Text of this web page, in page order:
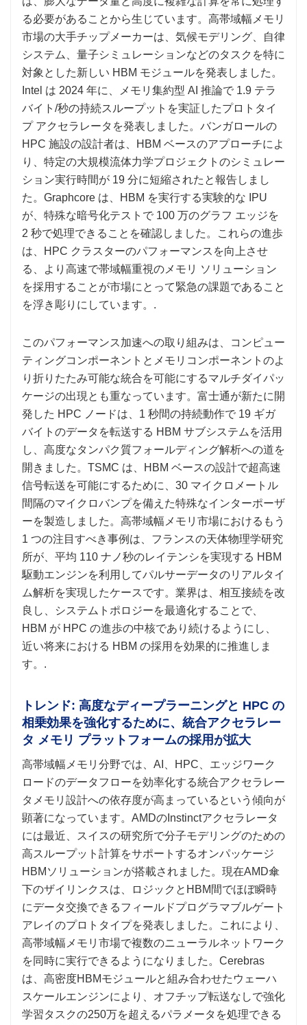
る必要があることから生じています。高帯域幅メモリ
市場の大手チップメーカーは、気候モデリング、自律
システム、量子シミュレーションなどのタスクを特に
対象とした新しい HBM モジュールを発表しました。
Intel は 2024 年に、メモリ集約型 AI 推論で 1.9 テラ
バイト/秒の持続スループットを実証したプロトタイ
プ アクセラレータを発表しました。バンガロールの
HPC 施設の設計者は、HBM ベースのアプローチによ
り、特定の大規模流体力学プロジェクトのシミュレー
ション実行時間が 19 分に短縮されたと報告しまし
た。Graphcore は、HBM を実行する実験的な IPU
が、特殊な暗号化テストで 100 万のグラフ エッジを
2 秒で処理できることを確認しました。これらの進歩
は、HPC クラスターのパフォーマンスを向上させ
る、より高速で帯域幅重視のメモリ ソリューション
を採用することが市場にとって緊急の課題であること
を浮き彫りにしています。.
このパフォーマンス加速への取り組みは、コンピュー
ティングコンポーネントとメモリコンポーネントのよ
り折りたたみ可能な統合を可能にするマルチダイパッ
ケージの出現とも重なっています。富士通が新たに開
発した HPC ノードは、1 秒間の持続動作で 19 ギガ
バイトのデータを転送する HBM サブシステムを活用
し、高度なタンパク質フォールディング解析への道を
開きました。TSMC は、HBM ベースの設計で超高速
信号転送を可能にするために、30 マイクロメートル
間隔のマイクロバンプを備えた特殊なインターポーザ
ーを製造しました。高帯域幅メモリ市場におけるもう
1 つの注目すべき事例は、フランスの天体物理学研究
所が、平均 110 ナノ秒のレイテンシを実現する HBM
駆動エンジンを利用してパルサーデータのリアルタイ
ム解析を実現したケースです。業界は、相互接続を改
良し、システムトポロジーを最適化することで、
HBM が HPC の進歩の中核であり続けるようにし、
近い将来における HBM の採用を効果的に推進しま
す。.
トレンド: 高度なディープラーニングと HPC の
相乗効果を強化するために、統合アクセラレー
タ メモリ プラットフォームの採用が拡大
高帯域幅メモリ分野では、AI、HPC、エッジワーク
ロードのデータフローを効率化する統合アクセラレー
タメモリ設計への依存度が高まっているという傾向が
顕著になっています。AMDのInstinctアクセラレータ
には最近、スイスの研究所で分子モデリングのための
高スループット計算をサポートするオンパッケージ
HBMソリューションが搭載されました。現在AMD傘
下のザイリンクスは、ロジックとHBM間でほぼ瞬時
にデータ交換できるフィールドプログラマブルゲート
アレイのプロトタイプを発表しました。これにより、
高帯域幅メモリ市場で複数のニューラルネットワーク
を同時に実行できるようになりました。Cerebras
は、高密度HBMモジュールと組み合わせたウェーハ
スケールエンジンにより、オフチップ転送なしで強化
学習タスクの250万を超えるパラメータを処理できる